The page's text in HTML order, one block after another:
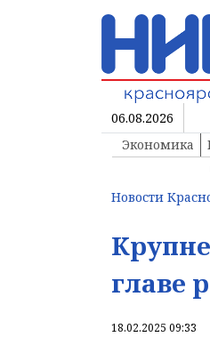
06.08.2026
Экономика
Новости
главе
18.02.2025 09:33